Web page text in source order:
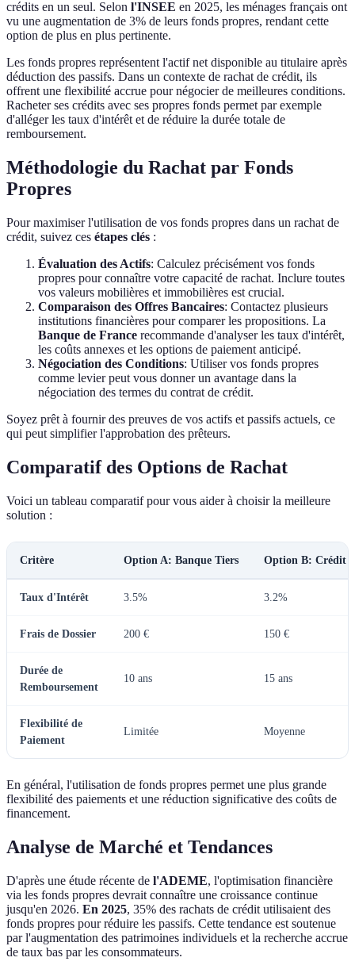
crédits en un seul. Selon l'INSEE en 2025, les ménages français ont
vu une augmentation de 3% de leurs fonds propres, rendant cette
option de plus en plus pertinente.
Les fonds propres représentent l'actif net disponible au titulaire après
déduction des passifs. Dans un contexte de rachat de crédit, ils
offrent une flexibilité accrue pour négocier de meilleures conditions.
Racheter ses crédits avec ses propres fonds permet par exemple
d'alléger les taux d'intérêt et de réduire la durée totale de
remboursement.
Méthodologie du Rachat par Fonds
Propres
Pour maximiser l'utilisation de vos fonds propres dans un rachat de
crédit, suivez ces étapes clés :
Évaluation des Actifs: Calculez précisément vos fonds
propres pour connaître votre capacité de rachat. Inclure toutes
vos valeurs mobilières et immobilières est crucial.
Comparaison des Offres Bancaires: Contactez plusieurs
institutions financières pour comparer les propositions. La
Banque de France recommande d'analyser les taux d'intérêt,
les coûts annexes et les options de paiement anticipé.
Négociation des Conditions: Utiliser vos fonds propres
comme levier peut vous donner un avantage dans la
négociation des termes du contrat de crédit.
Soyez prêt à fournir des preuves de vos actifs et passifs actuels, ce
qui peut simplifier l'approbation des prêteurs.
Comparatif des Options de Rachat
Voici un tableau comparatif pour vous aider à choisir la meilleure
solution :
Critère Option A: Banque Tiers Option B: Crédit
Taux d'Intérêt 3.5% 3.2%
Frais de Dossier 200 € 150 €
Durée de
Remboursement
10 ans 15 ans
Flexibilité de
Paiement
Limitée Moyenne
En général, l'utilisation de fonds propres permet une plus grande
flexibilité des paiements et une réduction significative des coûts de
financement.
Analyse de Marché et Tendances
D'après une étude récente de l'ADEME, l'optimisation financière
via les fonds propres devrait connaître une croissance continue
jusqu'en 2026. En 2025, 35% des rachats de crédit utilisaient des
fonds propres pour réduire les passifs. Cette tendance est soutenue
par l'augmentation des patrimoines individuels et la recherche accrue
de taux bas par les consommateurs.